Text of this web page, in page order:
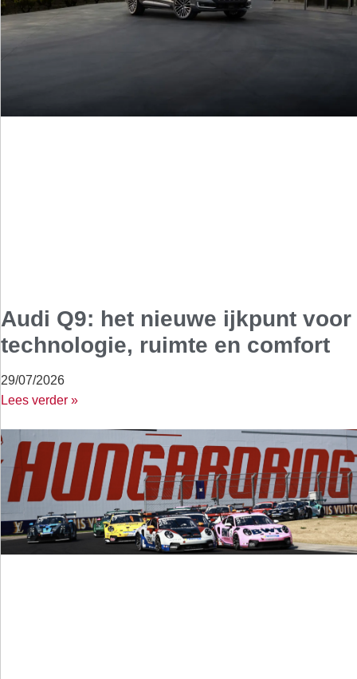
Audi Q9: het nieuwe ijkpunt voor
technologie, ruimte en comfort
29/07/2026
Lees verder »